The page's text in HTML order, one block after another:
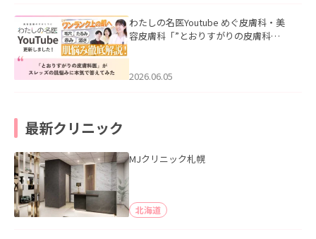
わたしの名医Youtube めぐ皮膚科・美
容皮膚科「”とおりすがりの皮膚科
2026.06.05
最新クリニック
MJクリニック札幌
北海道